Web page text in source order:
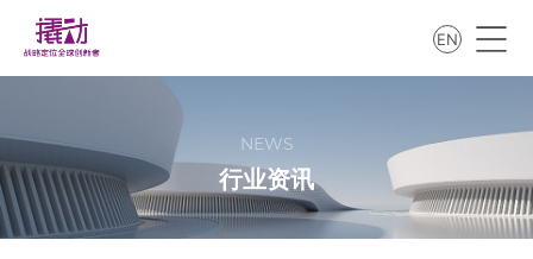
EN
NEWS
行业资讯